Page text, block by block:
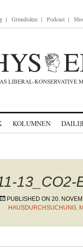
Grundsätze Podcast
KOLUMNEN
13_CO2-
PUBLISHED ON 20.
HAUSDURCHSUCHUNG,